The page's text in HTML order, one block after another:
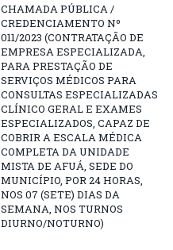
CHAMADA PÚBLICA /
CREDENCIAMENTO Nº
011/2023 (CONTRATAÇÃO DE
EMPRESA ESPECIALIZADA,
PARA PRESTAÇÃO DE
SERVIÇOS MÉDICOS PARA
CONSULTAS ESPECIALIZADAS
CLÍNICO GERAL E EXAMES
ESPECIALIZADOS, CAPAZ DE
COBRIR A ESCALA MÉDICA
COMPLETA DA UNIDADE
MISTA DE AFUÁ, SEDE DO
MUNICÍPIO, POR 24 HORAS,
NOS 07 (SETE) DIAS DA
SEMANA, NOS TURNOS
DIURNO/NOTURNO)